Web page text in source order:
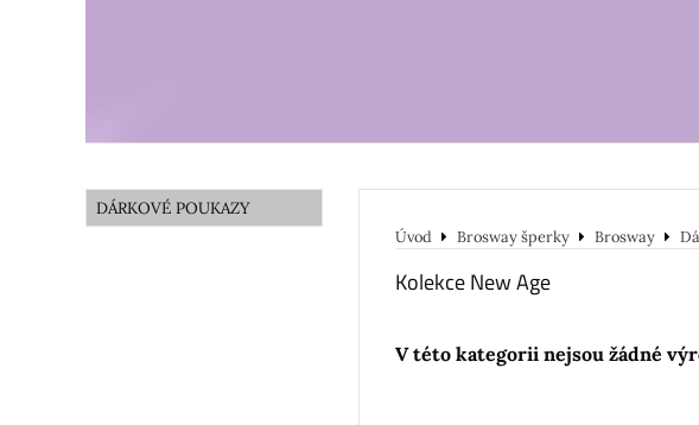
Úvod Brosway šperky Brosway
Kolekce New Age
DÁRKOVÉ POUKAZY